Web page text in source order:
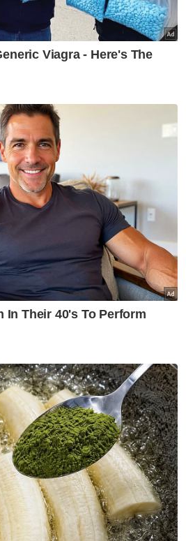
Disyorkan
amaran merah
haba bagi semua
utama
Uzumaki dan Luffy
naik angin stok senjata
kehabisan
haba: Rakyat
tidur di dapur, ambil